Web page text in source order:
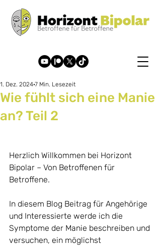
Wie fühlt sich eine Manie
an? Teil 2
1. Dez. 2024 7 Min. Lesezeit
Herzlich Willkommen bei Horizont
Bipolar – Von Betroffenen für
Betroffene.
In diesem Blog Beitrag für Angehörige
und Interessierte werde ich die
Symptome der Manie beschreiben und
versuchen, ein möglichst